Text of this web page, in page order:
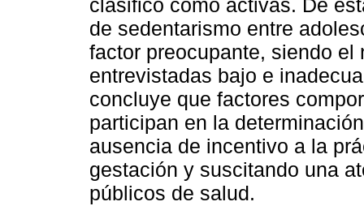
clasificó como activas. De
de sedentarismo entre
factor preocupante, siendo
entrevistadas bajo e
concluye que factores
participan en la
ausencia de incentivo a la
gestación y suscitando una
públicos de salud.